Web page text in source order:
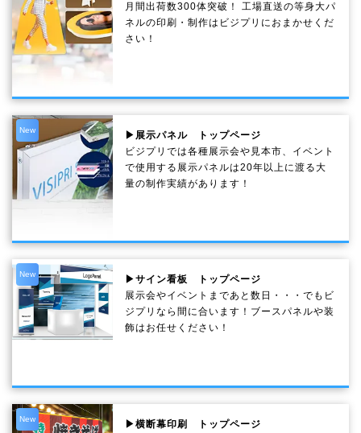
月間出荷数300体突破！ 工場直送の等身大パ
ネルの印刷・制作は ビジプリ におまかせくだ
さい！
New
▶展示パネル トップページ
ビジプリでは各種展示会や見本市、イベント
で使用する展示パネルは20年以上に渡る大
量の制作実績があります！
New
▶サイン看板 トップページ
展示会やイベントまであと数日・・・でもビ
ジプリなら間に合います！ブースパネルや装
飾はお任せください！
New
▶横断幕印刷 トップページ